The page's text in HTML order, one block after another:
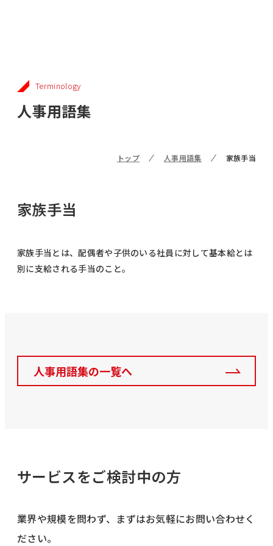
Terminology
人事用語集
トップ 人事用語集 家族手当
家族手当
家族手当とは、配偶者や子供のいる社員に対して基本給とは
別に支給される手当のこと。
人事用語集の一覧へ
サービスをご検討中の方
業界や規模を問わず、まずはお気軽にお問い合わせく
ださい。